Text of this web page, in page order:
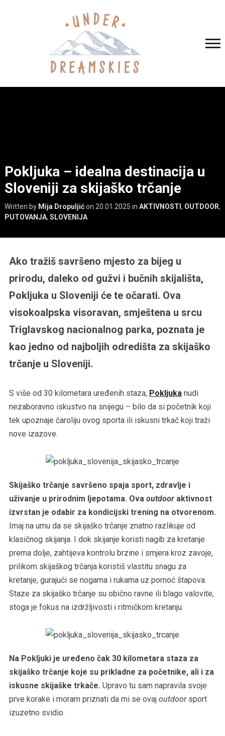
Pokljuka – idealna destinacija u
Sloveniji za skijaško trčanje
Written by Mija Dropuljićon 20.01.2025 in AKTIVNOSTI , OUTDOOR,
PUTOVANJA, SLOVENIJA
Ako tražiš savršeno mjesto za bijeg u
prirodu, daleko od gužvi i bučnih skijališta,
Pokljuka u Sloveniji će te očarati. Ova
visokoalpska visoravan, smještena u srcu
Triglavskog nacionalnog parka, poznata je
kao jedno od najboljih odredišta za skijaško
trčanje u Sloveniji.
S više od 30 kilometara uređenih staza, Pokljukanudi
nezaboravno iskustvo na snijegu – bilo da si početnik koji
tek upoznaje čaroliju ovog sporta ili iskusni trkač koji traži
nove izazove.
Skijaško trčanje savršeno spaja sport, zdravlje i
uživanje u prirodnim ljepotama. Ova outdooraktivnost
izvrstan je odabir za kondicijski trening na otvorenom.
Imaj na umu da se skijaško trčanje znatno razlikuje od
klasičnog skijanja. I dok skijanje koristi nagib za kretanje
prema dolje, zahtijeva kontrolu brzine i smjera kroz zavoje,
prilikom skijaškog trčanja koristiš vlastitu snagu za
kretanje, gurajući se nogama i rukama uz pomoć štapova.
Staze za skijaško trčanje su obično ravne ili blago valovite,
stoga je fokus na izdržljivosti i ritmičkom kretanju.
Na Pokljuki je uređeno čak 30 kilometara staza za
skijaško trčanje koje su prikladne za početnike, ali i za
iskusne skijaške trkače. Upravo tu sam napravila svoje
prve korake i moram priznati da mi se ovaj outdoorsport
izuzetno svidio.